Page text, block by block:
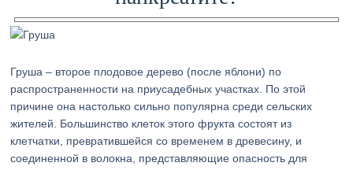
Груша – второе плодовое дерево (после яблони) по
распространенности на приусадебных участках. По этой
причине она настолько сильно популярна среди сельских
жителей. Большинство клеток этого фрукта состоят из
клетчатки, превратившейся со временем в древесину, и
соединенной в волокна, представляющие опасность для